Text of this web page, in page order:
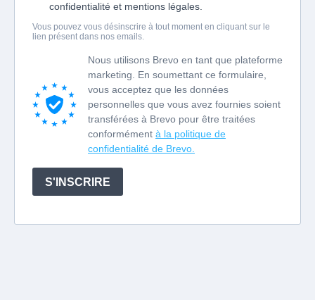
confidentialité et mentions légales.
Vous pouvez vous désinscrire à tout moment en cliquant sur le
lien présent dans nos emails.
Nous utilisons Brevo en tant que plateforme
marketing. En soumettant ce formulaire,
vous acceptez que les données
personnelles que vous avez fournies soient
transférées à Brevo pour être traitées
conformément à la politique de
confidentialité de Brevo.
S'INSCRIRE